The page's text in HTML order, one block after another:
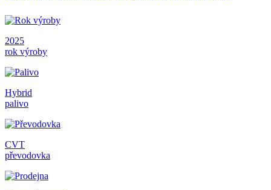
2025
rok výroby
Hybrid
palivo
CVT
převodovka